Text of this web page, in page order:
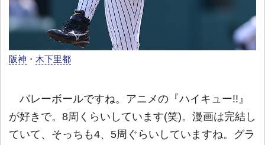
阪神 ・ 木下里都
バレーボールですね。アニメの『ハイキュー!!』
が好きで。8周くらいしています(笑)。漫画は完結し
ていて、そっちも4、5周ぐらいしていますね。グラ